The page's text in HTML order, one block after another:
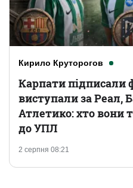
Кирило Круторогов
2 серпня 08:21
Карпати підписали
виступали за Реал,
Атлетико: хто вони
до УПЛ